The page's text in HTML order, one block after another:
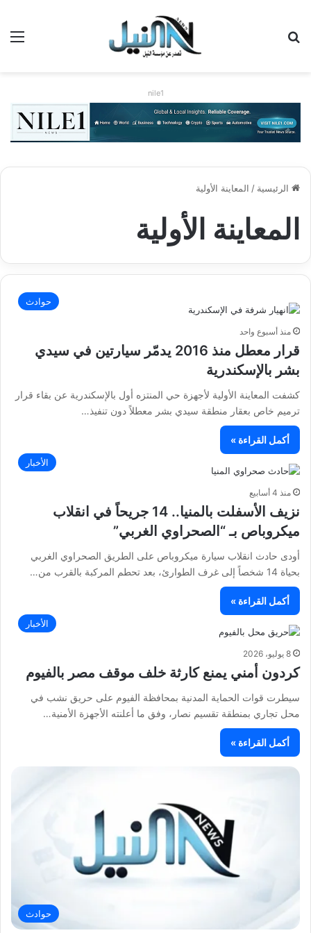
nile1
الرئيسية / المعاينة الأولية
المعاينة الأولية
حوادث
منذ أسبوع واحد
قرار معطل منذ 2016 يدمّر سيارتين في سيدي
بشر بالإسكندرية
كشفت المعاينة الأولية لأجهزة حي المنتزه أول بالإسكندرية عن بقاء قرار
ترميم خاص بعقار منطقة سيدي بشر معطلاً دون تنفيذ…
أكمل القراءة »
الأخبار
منذ 4 أسابيع
نزيف الأسفلت بالمنيا.. 14 جريحاً في انقلاب
ميكروباص بـ “الصحراوي الغربي”
أودى حادث انقلاب سيارة ميكروباص على الطريق الصحراوي الغربي
بحياة 14 شخصاً إلى غرف الطوارئ، بعد تحطم المركبة بالقرب من…
أكمل القراءة »
الأخبار
8 يوليو، 2026
كردون أمني يمنع كارثة خلف موقف مصر بالفيوم
سيطرت قوات الحماية المدنية بمحافظة الفيوم على حريق نشب في
محل تجاري بمنطقة تقسيم نصار، وفق ما أعلنته الأجهزة الأمنية…
أكمل القراءة »
حوادث